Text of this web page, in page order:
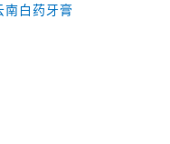
南白药牙膏